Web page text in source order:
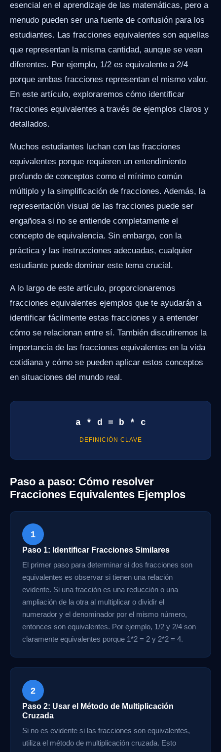
esencial en el aprendizaje de las matemáticas, pero a
menudo pueden ser una fuente de confusión para los
estudiantes. Las fracciones equivalentes son aquellas
que representan la misma cantidad, aunque se vean
diferentes. Por ejemplo, 1/2 es equivalente a 2/4
porque ambas fracciones representan el mismo valor.
En este artículo, exploraremos cómo identificar
fracciones equivalentes a través de ejemplos claros y
detallados.
Muchos estudiantes luchan con las fracciones
equivalentes porque requieren un entendimiento
profundo de conceptos como el mínimo común
múltiplo y la simplificación de fracciones. Además, la
representación visual de las fracciones puede ser
engañosa si no se entiende completamente el
concepto de equivalencia. Sin embargo, con la
práctica y las instrucciones adecuadas, cualquier
estudiante puede dominar este tema crucial.
A lo largo de este artículo, proporcionaremos
fracciones equivalentes ejemplos que te ayudarán a
identificar fácilmente estas fracciones y a entender
cómo se relacionan entre sí. También discutiremos la
importancia de las fracciones equivalentes en la vida
cotidiana y cómo se pueden aplicar estos conceptos
en situaciones del mundo real.
a * d = b * c
DEFINICIÓN CLAVE
Paso a paso: Cómo resolver
Fracciones Equivalentes Ejemplos
1
Paso 1: Identificar Fracciones Similares
El primer paso para determinar si dos fracciones son
equivalentes es observar si tienen una relación
evidente. Si una fracción es una reducción o una
ampliación de la otra al multiplicar o dividir el
numerador y el denominador por el mismo número,
entonces son equivalentes. Por ejemplo, 1/2 y 2/4 son
claramente equivalentes porque 1*2 = 2 y 2*2 = 4.
2
Paso 2: Usar el Método de Multiplicación
Cruzada
Si no es evidente si las fracciones son equivalentes,
utiliza el método de multiplicación cruzada. Esto